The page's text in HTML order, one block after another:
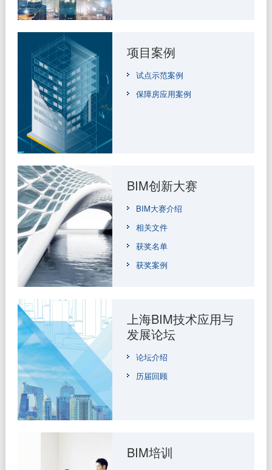
项目案例
试点示范案例
保障房应用案例
BIM创新大赛
BIM大赛介绍
相关文件
获奖名单
获奖案例
上海BIM技术应用与
发展论坛
论坛介绍
历届回顾
BIM培训